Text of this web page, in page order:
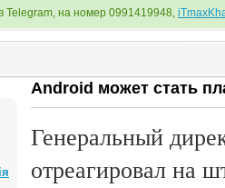
Telegram, на номер 0991419948,
Android может стать
Генеральный
отреагировал на